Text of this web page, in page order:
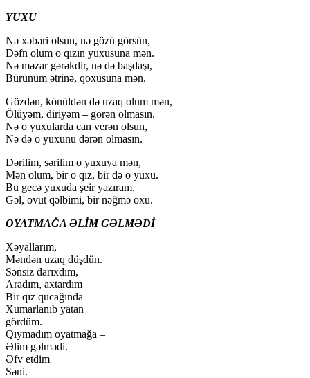
YUXU
Nə xəbəri olsun, nə gözü görsün,
Dəfn olum o qızın yuxusuna mən.
Nə məzar gərəkdir, nə də başdaşı,
Bürünüm ətrinə, qoxusuna mən.
Gözdən, könüldən də uzaq olum mən,
Ölüyəm, diriyəm – görən olmasın.
Nə o yuxularda can verən olsun,
Nə də o yuxunu dərən olmasın.
Dərilim, sərilim o yuxuya mən,
Mən olum, bir o qız, bir də o yuxu.
Bu gecə yuxuda şeir yazıram,
Gəl, ovut qəlbimi, bir nəğmə oxu.
OYATMAĞA ƏLİM GƏLMƏDİ
Xəyallarım,
Məndən uzaq düşdün.
Sənsiz darıxdım,
Aradım, axtardım
Bir qız qucağında
Xumarlanıb yatan
gördüm.
Qıymadım oyatmağa –
Əlim gəlmədi.
Əfv etdim
Səni.